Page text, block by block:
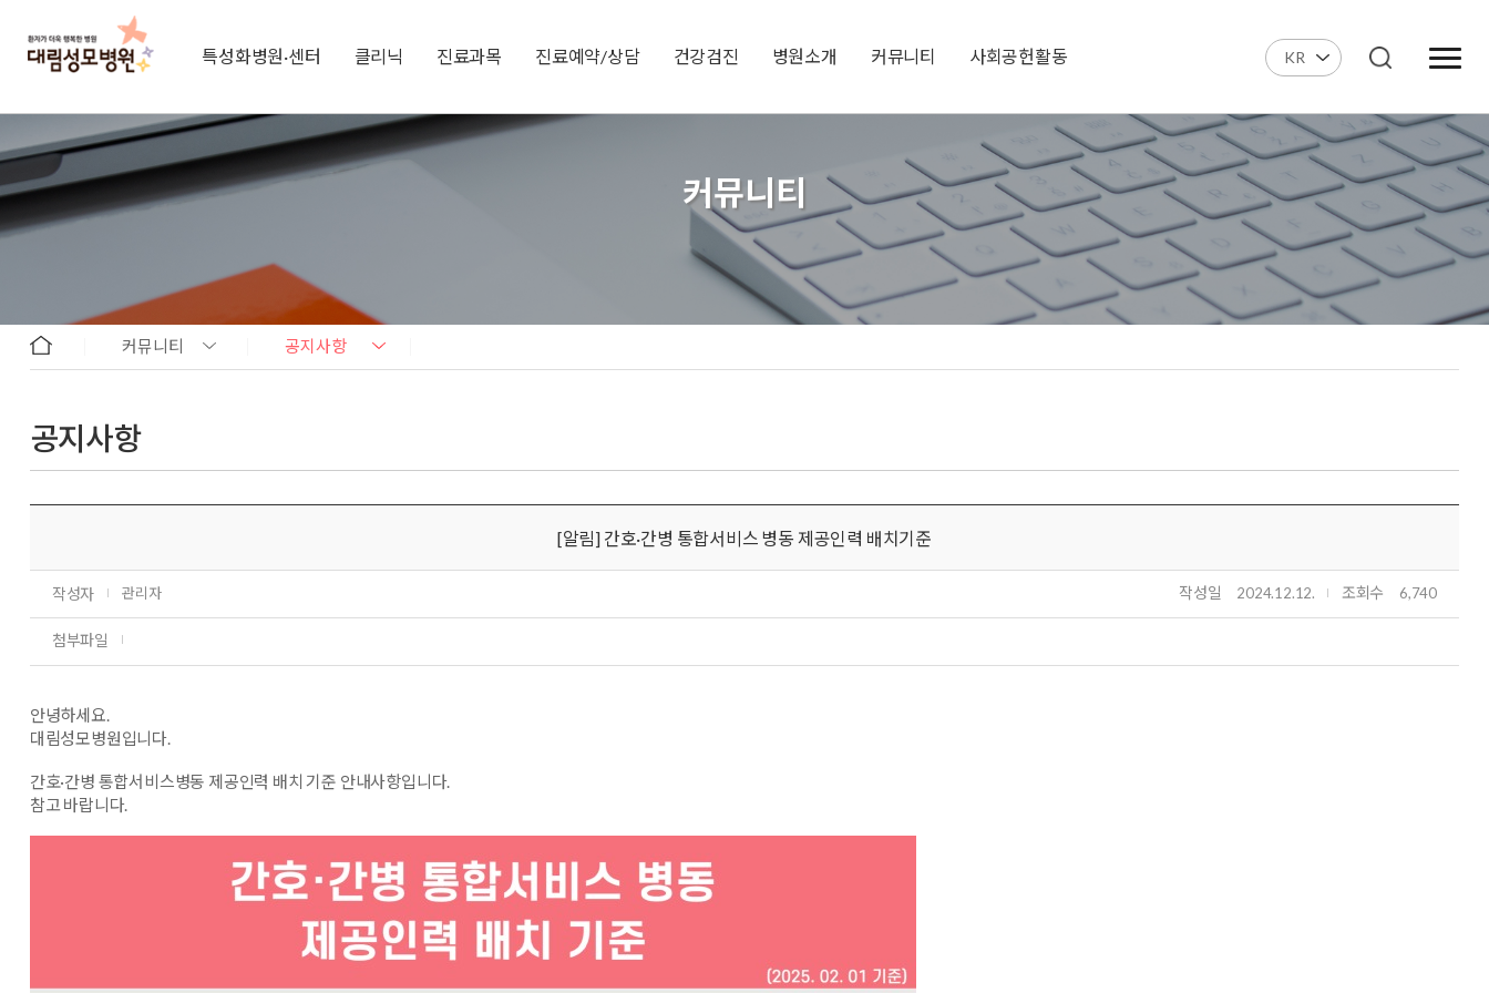
특성화병원·센터 클리닉 진료과목 진료예약/상담 건강검진 병원소개 커뮤니티 사회공헌활동 KR
커뮤니티
커뮤니티 공지사항
공지사항
[알림] 간호·간병 통합서비스 병동 제공인력 배치기준
작성자 관리자 작성일 2024.12.12. 조회수 6,740
첨부파일
안녕하세요.
대림성모병원입니다.
간호·간병 통합서비스병동 제공인력 배치 기준 안내사항입니다.
참고 바랍니다.